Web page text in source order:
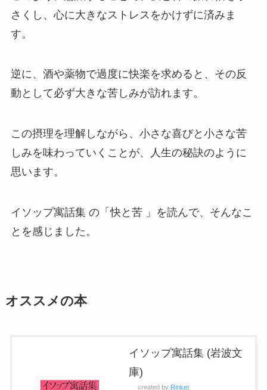
さくし、心に大きなストレスをかけずに済みま
す。
逆に、酒や薬物で過度に快楽を求めると、その反
動として必ず大きな苦しみが訪れます。
この摂理を理解しながら、小さな喜びと小さな苦
しみを味わっていくことが、人生の秘訣のように
思います。
イソップ寓話集 の「快と苦 」を読んで、そんなこ
とを感じました。
オススメの本
イソップ寓話集 (岩波文
庫)
created by Rinker